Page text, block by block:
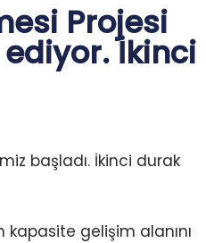
Projesi
İkinci
başladı. İkinci durak
kapasite gelişim alanını